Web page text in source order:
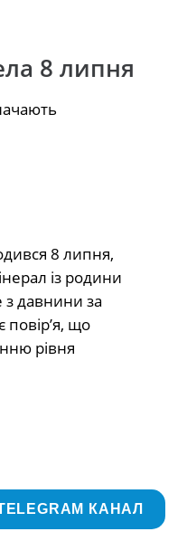
8 липня
8 липня,
із родини
з давнини за
повір’я, що
рівня
КАНАЛ